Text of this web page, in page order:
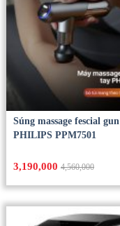
Súng massage fescial gun
PHILIPS PPM7501
3,190,0004,560,000